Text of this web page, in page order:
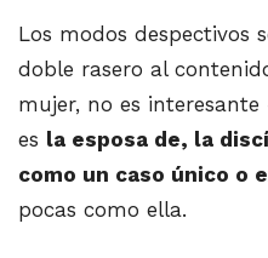
Los modos despectivos
doble rasero al
mujer, no es
es la esposa de, la
como un caso único o
pocas como ella.